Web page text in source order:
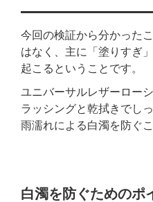
今回の検証から分かった
はなく、主に「塗りすぎ
起こるということです。
ユニバーサルレザーロー
ラッシングと乾拭きでし
雨濡れによる白濁を防ぐ
白濁を防ぐためのポ